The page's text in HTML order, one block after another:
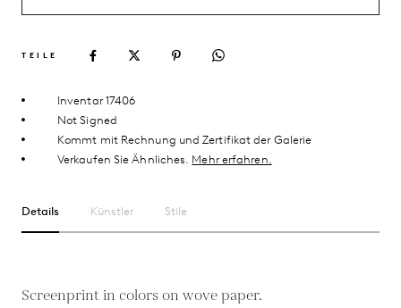
TEILE
Inventar 17406
Not Signed
Kommt mit Rechnung und Zertifikat der Galerie
Verkaufen Sie Ähnliches. Mehr erfahren.
Details Künstler Stile
Screenprint in colors on wove paper.